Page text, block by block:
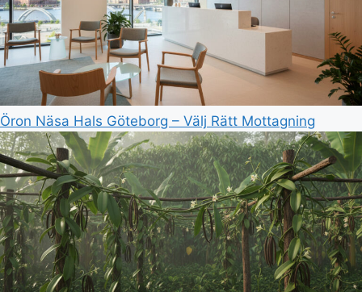
Öron Näsa Hals Göteborg – Välj Rätt Mottagning